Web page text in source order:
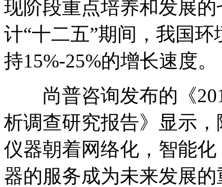
现阶段重点培养和发展
计“十二五”期间，我国
持15%-25%的增长速度。
尚普咨询发布的《
析调查研究报告》显示
仪器朝着网络化，智能
器的服务成为未来发展